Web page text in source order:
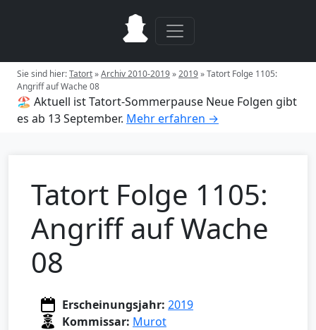
Sie sind hier:Tatort»Archiv 2010-2019»2019»Tatort Folge 1105:
Angriff auf Wache 08
🏖️ Aktuell ist Tatort-Sommerpause Neue Folgen gibt
es ab 13 September. Mehr erfahren →
Tatort Folge 1105:
Angriff auf Wache
08
Erscheinungsjahr: 2019
Kommissar: Murot